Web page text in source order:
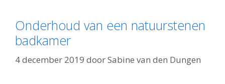
Onderhoud van een natuurstenen
badkamer
4 december 2019 doorSabine van den Dungen